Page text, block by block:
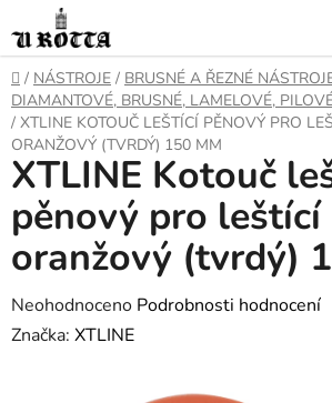
na
obsah
DOMŮ
/ NÁSTROJE / BRUSNÉ A ŘEZNÉ
DIAMANTOVÉ, BRUSNÉ, LAMELOVÉ,
/ XTLINE KOTOUČ LEŠTÍCÍ PĚNOVÝ PRO
ORANŽOVÝ (TVRDÝ) 150 MM
XTLINE Kotouč
pěnový pro leštící
oranžový (tvrdý)
Průměrné
hodnocení
Neohodnoceno Podrobnosti hodnocení
Značka: XTLINE